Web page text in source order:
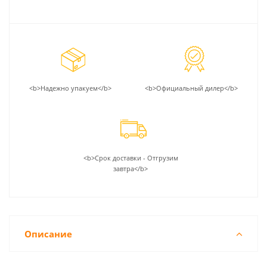
<b>Надежно упакуем</b> <b>Официальный дилер</b>
<b>Срок доставки - Отгрузим
завтра</b>
Описание